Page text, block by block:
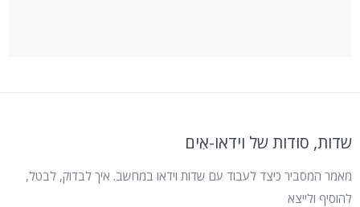
שדות, סודות של וידאו-אִים
מאמר המסביר כיצד לעבוד עם שדות וידאו במחשב. איך לבדוק, לבטל,
להוסיף ולייצא